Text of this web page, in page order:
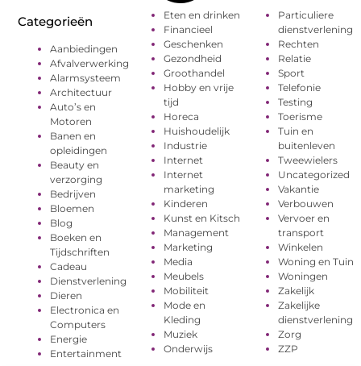
Categorieën
Aanbiedingen
Afvalverwerking
Alarmsysteem
Architectuur
Auto’s en
Motoren
Banen en
opleidingen
Beauty en
verzorging
Bedrijven
Bloemen
Blog
Boeken en
Tijdschriften
Cadeau
Dienstverlening
Dieren
Electronica en
Computers
Energie
Entertainment
Eten en drinken
Financieel
Geschenken
Gezondheid
Groothandel
Hobby en vrije
tijd
Horeca
Huishoudelijk
Industrie
Internet
Internet
marketing
Kinderen
Kunst en Kitsch
Management
Marketing
Media
Meubels
Mobiliteit
Mode en
Kleding
Muziek
Onderwijs
Particuliere
dienstverlening
Rechten
Relatie
Sport
Telefonie
Testing
Toerisme
Tuin en
buitenleven
Tweewielers
Uncategorized
Vakantie
Verbouwen
Vervoer en
transport
Winkelen
Woning en Tuin
Woningen
Zakelijk
Zakelijke
dienstverlening
Zorg
ZZP